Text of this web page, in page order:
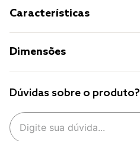
Características
Dimensões
Dúvidas sobre o produto?